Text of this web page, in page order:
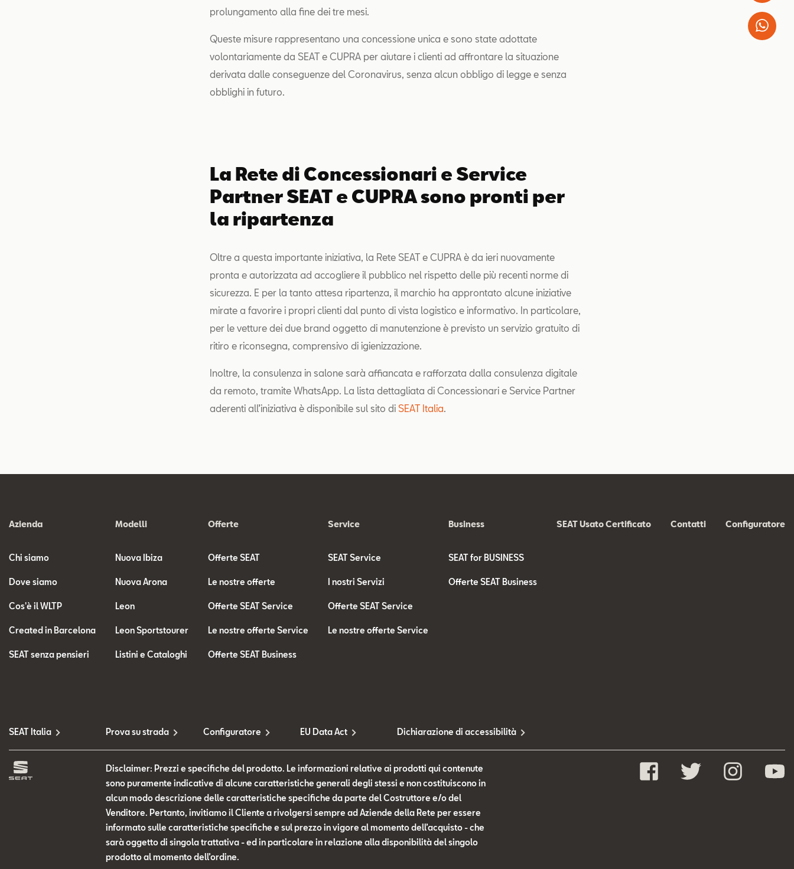
prolungamento alla fine dei tre mesi.
Queste misure rappresentano una concessione unica e sono state adottate
volontariamente da SEAT e CUPRA per aiutare i clienti ad affrontare la situazione
derivata dalle conseguenze del Coronavirus, senza alcun obbligo di legge e senza
obblighi in futuro.
La Rete di Concessionari e Service
Partner SEAT e CUPRA sono pronti per
la ripartenza
Oltre a questa importante iniziativa, la Rete SEAT e CUPRA è da ieri nuovamente
pronta e autorizzata ad accogliere il pubblico nel rispetto delle più recenti norme di
sicurezza. E per la tanto attesa ripartenza, il marchio ha approntato alcune iniziative
mirate a favorire i propri clienti dal punto di vista logistico e informativo. In particolare,
per le vetture dei due brand oggetto di manutenzione è previsto un servizio gratuito di
ritiro e riconsegna, comprensivo di igienizzazione.
Inoltre, la consulenza in salone sarà affiancata e rafforzata dalla consulenza digitale
da remoto, tramite WhatsApp. La lista dettagliata di Concessionari e Service Partner
aderenti all’iniziativa è disponibile sul sito di SEAT Italia.
Azienda
Chi siamo
Dove siamo
Cos'è il WLTP
Created in Barcelona
SEAT senza pensieri
Modelli
Nuova Ibiza
Nuova Arona
Leon
Leon Sportstourer
Listini e Cataloghi
Offerte
Offerte SEAT
Le nostre offerte
Offerte SEAT Service
Le nostre offerte Service
Offerte SEAT Business
Service
SEAT Service
I nostri Servizi
Offerte SEAT Service
Le nostre offerte Service
Business
SEAT for BUSINESS
Offerte SEAT Business
SEAT Usato Certificato Contatti Configuratore
SEAT Italia Prova su strada Configuratore EU Data Act Dichiarazione di accessibilità
Disclaimer: Prezzi e specifiche del prodotto. Le informazioni relative ai prodotti qui contenute
sono puramente indicative di alcune caratteristiche generali degli stessi e non costituiscono in
alcun modo descrizione delle caratteristiche specifiche da parte del Costruttore e/o del
Venditore. Pertanto, invitiamo il Cliente a rivolgersi sempre ad Aziende della Rete per essere
informato sulle caratteristiche specifiche e sul prezzo in vigore al momento dell’acquisto - che
sarà oggetto di singola trattativa - ed in particolare in relazione alla disponibilità del singolo
prodotto al momento dell’ordine.